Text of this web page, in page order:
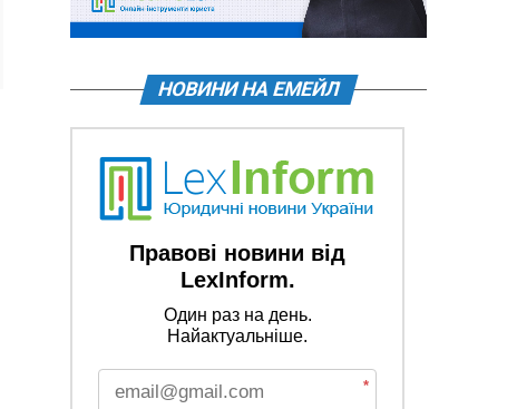
НОВИНИ НА ЕМЕЙЛ
Правові новини від
LexInform.
Один раз на день.
Найактуальніше.
*